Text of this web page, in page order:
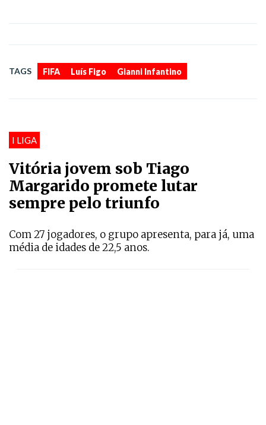
TAGS FIFA Luís Figo Gianni Infantino
I LIGA
Vitória jovem sob Tiago
Margarido promete lutar
sempre pelo triunfo
Com 27 jogadores, o grupo apresenta, para já, uma
média de idades de 22,5 anos.